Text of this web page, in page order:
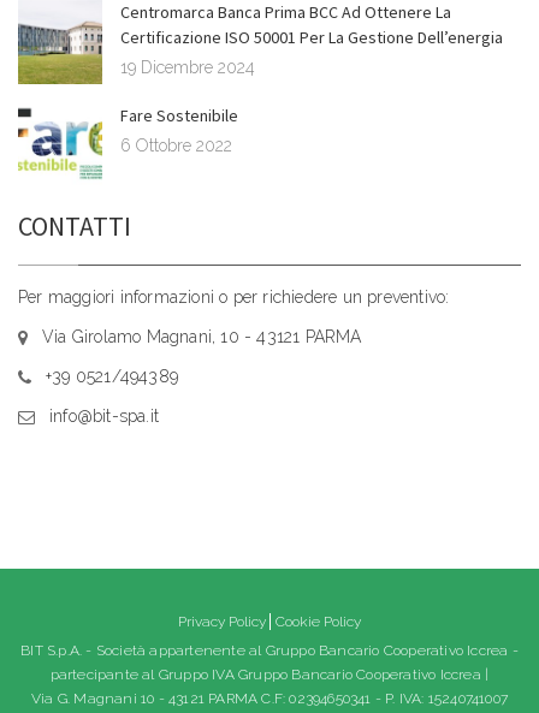
Centromarca Banca Prima BCC Ad Ottenere La
Certificazione ISO 50001 Per La Gestione Dell’energia
19 Dicembre 2024
Fare Sostenibile
6 Ottobre 2022
CONTATTI
Per maggiori informazioni o per richiedere un preventivo:
Via Girolamo Magnani, 10 - 43121 PARMA
+39 0521/494389
info@bit-spa.it
Privacy Policy Cookie Policy
BIT S.p.A. - Società appartenente al Gruppo Bancario Cooperativo Iccrea -
partecipante al Gruppo IVA Gruppo Bancario Cooperativo Iccrea |
Via G. Magnani 10 - 43121 PARMA C.F: 02394650341 - P. IVA: 15240741007